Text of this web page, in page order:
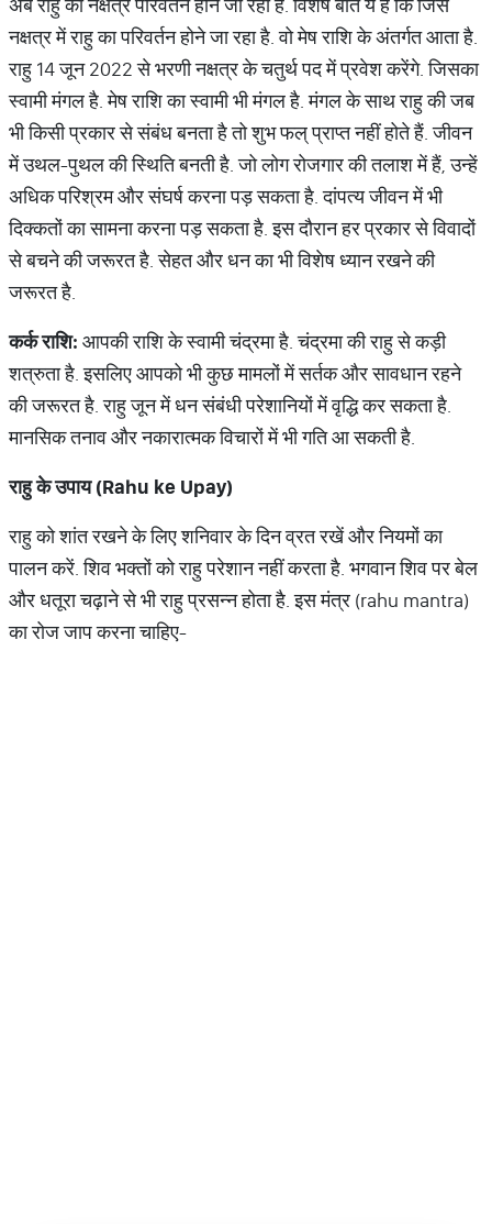
अब राहु का नक्षत्र परिवर्तन होने जा रहा है. विशेष बात ये है कि जिस
नक्षत्र में राहु का परिवर्तन होने जा रहा है. वो मेष राशि के अंतर्गत आता है.
राहु 14 जून 2022 से भरणी नक्षत्र के चतुर्थ पद में प्रवेश करेंगे. जिसका
स्वामी मंगल है. मेष राशि का स्वामी भी मंगल है. मंगल के साथ राहु की जब
भी किसी प्रकार से संबंध बनता है तो शुभ फल् प्राप्त नहीं होते हैं. जीवन
में उथल-पुथल की स्थिति बनती है. जो लोग रोजगार की तलाश में हैं, उन्हें
अधिक परिश्रम और संघर्ष करना पड़ सकता है. दांपत्य जीवन में भी
दिक्कतों का सामना करना पड़ सकता है. इस दौरान हर प्रकार से विवादों
से बचने की जरूरत है. सेहत और धन का भी विशेष ध्यान रखने की
जरूरत है.
कर्कराशि: आपकी राशि के स्वामी चंद्रमा है. चंद्रमा की राहु से कड़ी
शत्रुता है. इसलिए आपको भी कुछ मामलों में सर्तक और सावधान रहने
की जरूरत है. राहु जून में धन संबंधी परेशानियों में वृद्धि कर सकता है.
मानसिक तनाव और नकारात्मक विचारों में भी गति आ सकती है.
राहुकेउपाय(Rahu ke Upay)
राहु को शांत रखने के लिए शनिवार के दिन व्रत रखें और नियमों का
पालन करें. शिव भक्तों को राहु परेशान नहीं करता है. भगवान शिव पर बेल
और धतूरा चढ़ाने से भी राहु प्रसन्न होता है. इस मंत्र (rahu mantra)
का रोज जाप करना चाहिए-